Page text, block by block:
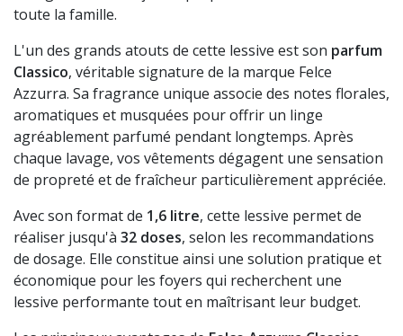
toute la famille.
L'un des grands atouts de cette lessive est son parfum
Classico, véritable signature de la marque Felce
Azzurra. Sa fragrance unique associe des notes florales,
aromatiques et musquées pour offrir un linge
agréablement parfumé pendant longtemps. Après
chaque lavage, vos vêtements dégagent une sensation
de propreté et de fraîcheur particulièrement appréciée.
Avec son format de 1,6 litre, cette lessive permet de
réaliser jusqu'à 32 doses, selon les recommandations
de dosage. Elle constitue ainsi une solution pratique et
économique pour les foyers qui recherchent une
lessive performante tout en maîtrisant leur budget.